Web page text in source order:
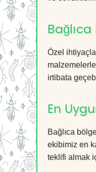
Özel
irtibata
En
Bağlıca
ekibimiz en
teklifi almak